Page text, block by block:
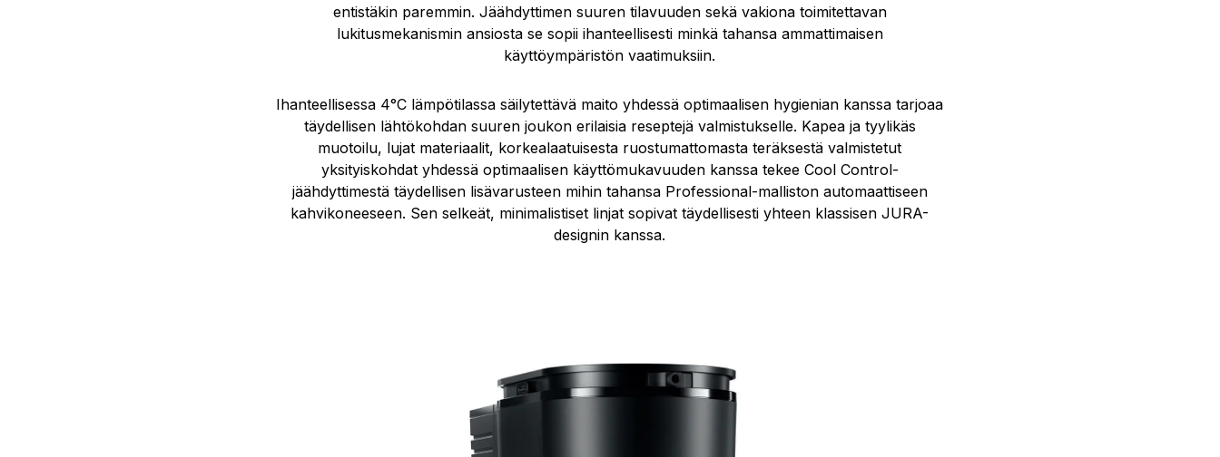
entistäkin paremmin. Jäähdyttimen suuren tilavuuden sekä vakiona toimitettavan
lukitusmekanismin ansiosta se sopii ihanteellisesti minkä tahansa ammattimaisen
käyttöympäristön vaatimuksiin.
Ihanteellisessa 4°C lämpötilassa säilytettävä maito yhdessä optimaalisen hygienian kanssa tarjoaa
täydellisen lähtökohdan suuren joukon erilaisia reseptejä valmistukselle. Kapea ja tyylikäs
muotoilu, lujat materiaalit, korkealaatuisesta ruostumattomasta teräksestä valmistetut
yksityiskohdat yhdessä optimaalisen käyttömukavuuden kanssa tekee Cool Control-
jäähdyttimestä täydellisen lisävarusteen mihin tahansa Professional-malliston automaattiseen
kahvikoneeseen. Sen selkeät, minimalistiset linjat sopivat täydellisesti yhteen klassisen JURA-
designin kanssa.